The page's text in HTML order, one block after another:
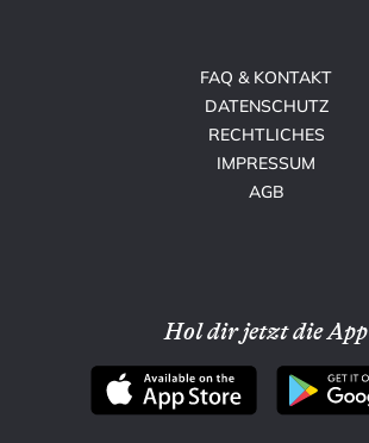
FAQ & KONTAKT
DATENSCHUTZ
RECHTLICHES
IMPRESSUM
AGB
Hol dir jetzt die App